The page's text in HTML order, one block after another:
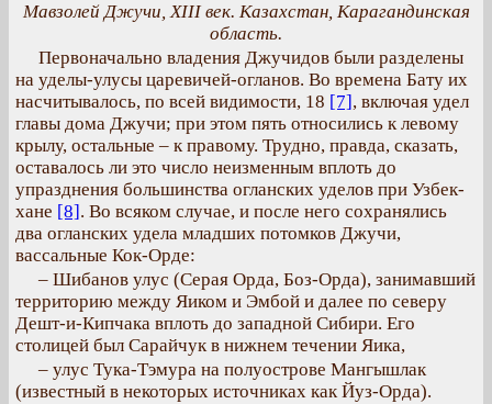
Мавзолей Джучи, XIII век. Казахстан, Карагандинская
область.
Первоначально владения Джучидов были разделены
на уделы-улусы царевичей-огланов. Во времена Бату их
насчитывалось, по всей видимости, 18 [7], включая удел
главы дома Джучи; при этом пять относились к левому
крылу, остальные – к правому. Трудно, правда, сказать,
оставалось ли это число неизменным вплоть до
упразднения большинства огланских уделов при Узбек-
хане [8]. Во всяком случае, и после него сохранялись
два огланских удела младших потомков Джучи,
вассальные Кок-Орде:
– Шибанов улус (Серая Орда, Боз-Орда), занимавший
территорию между Яиком и Эмбой и далее по северу
Дешт-и-Кипчака вплоть до западной Сибири. Его
столицей был Сарайчук в нижнем течении Яика,
– улус Тука-Тэмура на полуострове Мангышлак
(известный в некоторых источниках как Йуз-Орда).